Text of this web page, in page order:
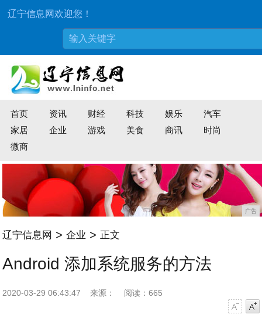
辽宁信息网欢迎您！
首页 资讯 财经 科技 娱乐
汽车
家居
企业 游戏 美食 商讯
时尚
微商
广告
辽宁信息网 > 企业 > 正文
Android 添加系统服务的方法
2020-03-29 06:43:47 来源：
阅读：665